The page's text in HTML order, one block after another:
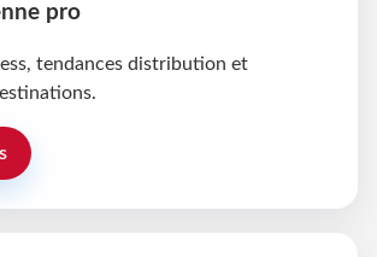
pro
tendances distribution et